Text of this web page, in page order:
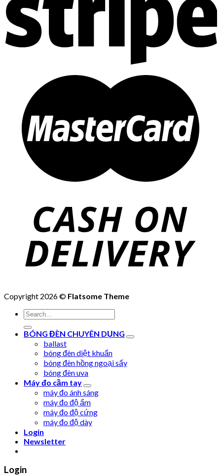
Copyright 2026 © Flatsome Theme
Search
for:
BÓNG ĐÈN CHUYÊN DỤNG
ballast
bóng đèn diệt khuẩn
bóng đèn hồng ngoại sấy
bóng đèn uva
Máy đo cầm tay
máy đo ánh sáng
máy đo độ ẩm
máy đo độ cứng
máy đo độ dày
Login
Newsletter
Login